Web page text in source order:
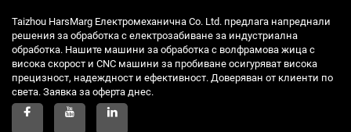
Taizhou HarsMarg Електромеханична Co. Ltd. предлага напреднали
решения за обработка с електрозабиване за индустриална
обработка. Нашите машини за обработка с волфрамова жица с
висока скорост и CNC машини за пробиване осигуряват висока
прецизност, надеждност и ефективност. Доверяван от клиенти по
света. Заявка за оферта днес.